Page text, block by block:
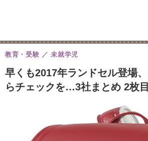
早くも2017年ランドセル登場
らチェックを…3社まとめ 2枚
教育・受験 未就学児